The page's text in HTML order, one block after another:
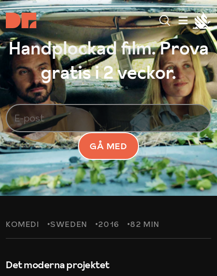
Handplockad film. Prova
gratis i 2 veckor.
GÅ MED
KOMEDI SWEDEN 2016 82 MIN
Det moderna projektet